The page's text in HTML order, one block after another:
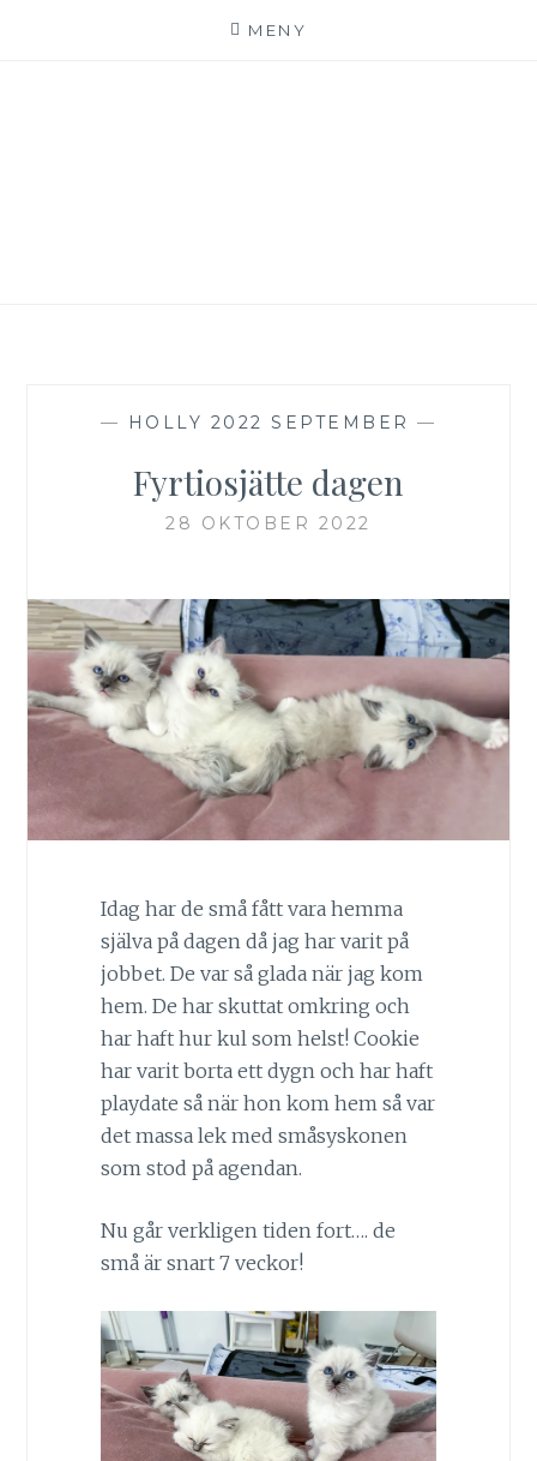
MENY
— HOLLY 2022 SEPTEMBER —
Fyrtiosjätte dagen
28 OKTOBER 2022
Idag har de små fått vara hemma
själva på dagen då jag har varit på
jobbet. De var så glada när jag kom
hem. De har skuttat omkring och
har haft hur kul som helst! Cookie
har varit borta ett dygn och har haft
playdate så när hon kom hem så var
det massa lek med småsyskonen
som stod på agendan.
Nu går verkligen tiden fort…. de
små är snart 7 veckor!